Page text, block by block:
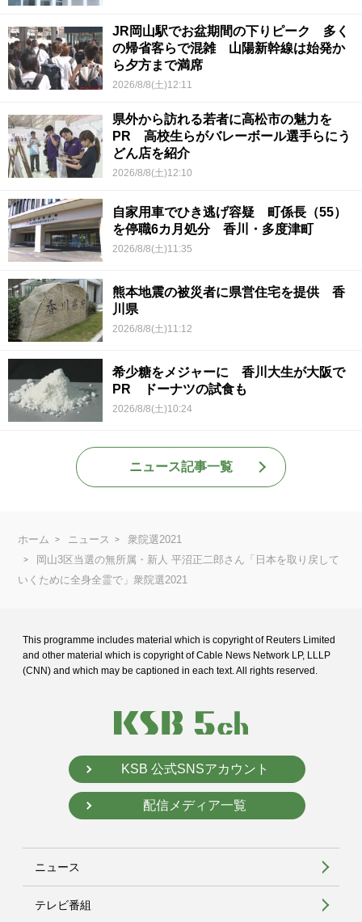
JR岡山駅でお盆期間の下りピーク 多く
の帰省客らで混雑 山陽新幹線は始発か
ら夕方まで満席
2026/8/8(土)12:11
県外から訪れる若者に高松市の魅力を
PR 高校生らがバレーボール選手らにう
どん店を紹介
2026/8/8(土)12:10
自家用車でひき逃げ容疑 町係長（55）
を停職6カ月処分 香川・多度津町
2026/8/8(土)11:35
熊本地震の被災者に県営住宅を提供 香
川県
2026/8/8(土)11:12
希少糖をメジャーに 香川大生が大阪で
PR ドーナツの試食も
2026/8/8(土)10:24
ニュース記事一覧
ホーム ニュース
衆院選2021
岡山3区当選の無所属・新人 平沼正二郎さん「日本を取り戻して
いくために全身全霊で」衆院選2021
This programme includes material which is copyright of Reuters Limited
and other material which is copyright of Cable News Network LP, LLLP
(CNN) and which may be captioned in each text. All rights reserved.
KSB 公式SNSアカウント
配信メディア一覧
ニュース
テレビ番組